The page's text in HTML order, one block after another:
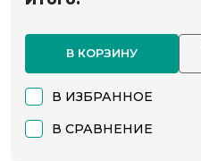
В КОРЗИНУ
В ИЗБРАННОЕ
В СРАВНЕНИЕ